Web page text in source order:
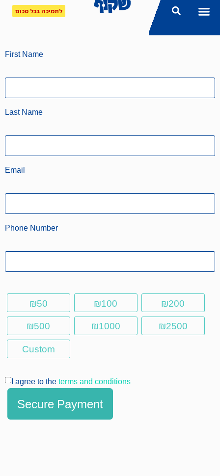
לתמיכה בכל סכום
First Name
Last Name
Email
Phone Number
₪50 ₪100
₪200
₪500
₪1000
₪2500
Custom
I agree to theterms and conditions
Secure Payment